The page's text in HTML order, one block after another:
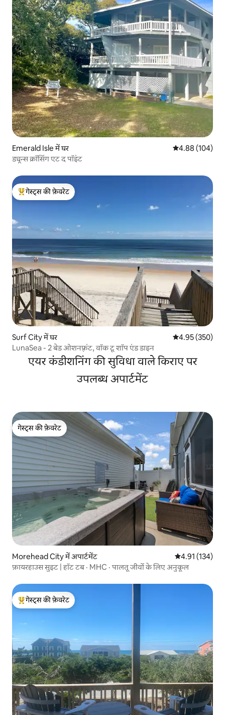
Emerald Isle में घर औसत रेटिंग 5 में से
4.88 (104)
ड्यून्स क्रॉसिंग एट द पॉइंट
गेस्ट्स का टॉप फ़ेवरेट
गेस्ट्स की फ़ेवरेट
Surf City में घर औसत रेटिंग 5 में से
4.95 (350)
LunaSea - 2 बेड ओशनफ़्रंट, वॉक टू शॉप एंड डाइन
एयर कंडीशनिंग की सुविधा वाले किराए पर
उपलब्ध अपार्टमेंट
गेस्ट्स की फ़ेवरेट
गेस्ट्स की फ़ेवरेट
Morehead City में अपार्टमेंट औसत रेटिंग 5 में से
4.91 (134)
फ़ायरहाउस सुइट | हॉट टब · MHC · पालतू जीवों के लिए अनुकूल
गेस्ट्स का टॉप फ़ेवरेट
गेस्ट्स की फ़ेवरेट